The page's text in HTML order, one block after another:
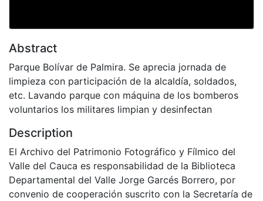
Abstract
Parque Bolívar de Palmira. Se aprecia jornada de
limpieza con participación de la alcaldía, soldados,
etc. Lavando parque con máquina de los bomberos
voluntarios los militares limpian y desinfectan
Description
El Archivo del Patrimonio Fotográfico y Fílmico del
Valle del Cauca es responsabilidad de la Biblioteca
Departamental del Valle Jorge Garcés Borrero, por
convenio de cooperación suscrito con la Secretaría de